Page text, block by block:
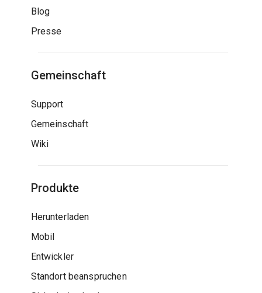
Blog
Presse
Gemeinschaft
Support
Gemeinschaft
Wiki
Produkte
Herunterladen
Mobil
Entwickler
Standort beanspruchen